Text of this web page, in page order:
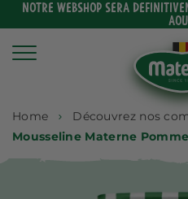
Ignorer
au
NOTRE WEBSHOP SERA
Home
Découvrez nos
Mousseline Materne